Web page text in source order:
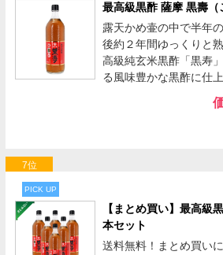
最高級黒酢 薩摩 黒壽
露天かめ壷の中で半年
後約２年間ゆっくりと
高級純玄米黒酢「黒寿
る風味豊かな黒酢に仕
7位
PICK UP
【まとめ買い】最高級
本セット
送料無料！まとめ買い